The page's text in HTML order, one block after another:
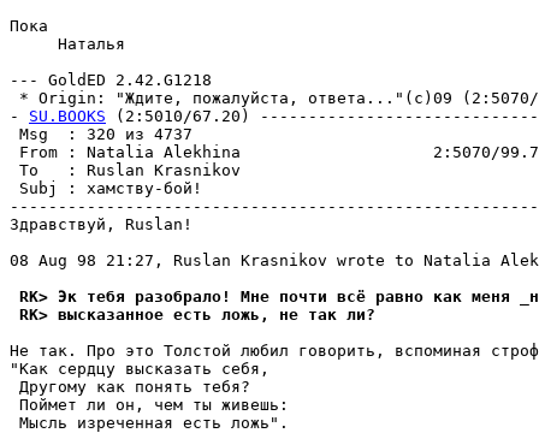
Пока
     Hаталья
--- GoldED 2.42.G1218
* Origin: "Ждите, пожалуйста, ответа..."(с)09
- SU.BOOKS (2:5010/67.20)
Msg  : 320
From : Natalia Alekhina                    2:5070/99.7
To   : Ruslan Krasnikov
Subj :
Здравствуй, Ruslan!
08 Aug 98 21:27, Ruslan Krasnikov wrote to Natalia
RK> Эк тебя разобрало! Мне почти всё равно как меня
RK> высказанное есть ложь, не так ли?
Не так. Про это Толстой любил говорить, вспоминая
"Как сердцу высказать себя,
Другому как понять тебя?
Поймет ли он, чем ты живешь:
Мысль изреченная есть ложь".